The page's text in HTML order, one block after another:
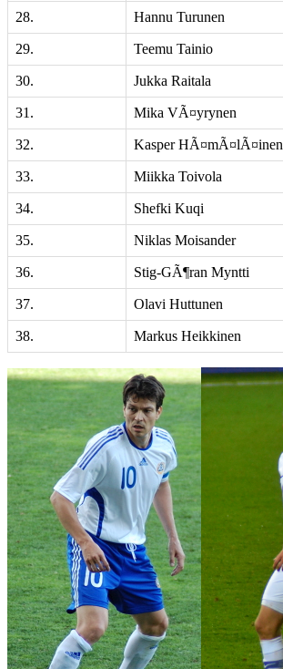
28. Hannu Turunen
29. Teemu Tainio
30. Jukka Raitala
31. Mika VÃ¤yrynen
32. Kasper HÃ¤mÃ¤lÃ¤inen
33. Miikka Toivola
34. Shefki Kuqi
35. Niklas Moisander
36. Stig-GÃ¶ran Myntti
37. Olavi Huttunen
38. Markus Heikkinen